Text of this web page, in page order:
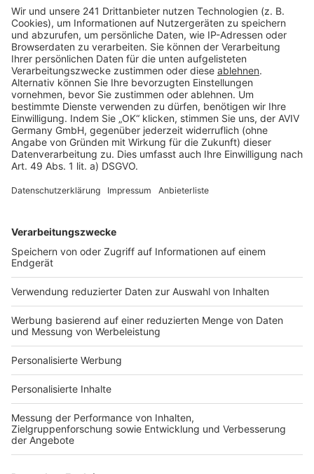
Barrierefreiheit
Cookie Einstellungen
Rechtliches
AGB-Übersicht
Datenschutz
Impressum
Services
Bauprojekt-Quiz
Häuser-Suche
Hausanbieter-Suche
Bauprojekt-Profil
Für Unternehmen
Ihre Baufirma auf bauen.de
Kostenloses Infogespräch